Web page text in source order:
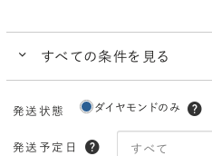
すべての条件を見る
ブランドで人気の品質 ダイヤモン
発送状態 ダイヤモンドのみ
発送予定日